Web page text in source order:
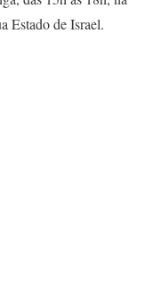
Estado de Israel.